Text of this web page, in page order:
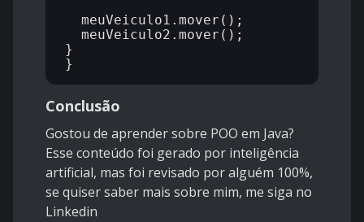
meuVeiculo1.mover();
meuVeiculo2.mover();
}
Conclusão
Gostou de aprender sobre POO em Java?
Esse conteúdo foi gerado por inteligência
artificial, mas foi revisado por alguém 100%,
se quiser saber mais sobre mim, me siga no
Linkedin